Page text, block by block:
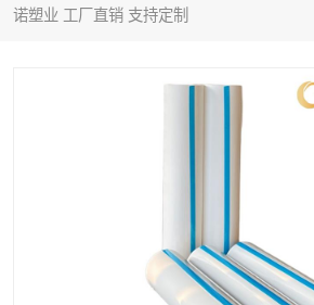
诺塑业 工厂直销 支持定制
pe保护膜
家具
彩钢